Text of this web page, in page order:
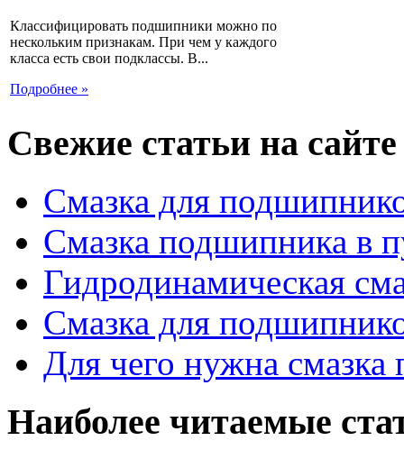
Классифицировать подшипники можно по
нескольким признакам. При чем у каждого
класса есть свои подклассы. В...
Подробнее »
Свежие статьи на сайте
Смазка для
Смазка подшипника в
Гидродинамическая
Смазка для
Для чего нужна
Наиболее читаемые